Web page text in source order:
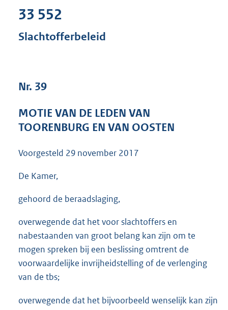
e
:
5
33 552
Slachtofferbeleid
Nr. 39
MOTIE VAN DE LEDEN VAN
TOORENBURG EN VAN OOSTEN
Voorgesteld 29 november 2017
De Kamer,
gehoord de beraadslaging,
overwegende dat het voor slachtoffers en
nabestaanden van groot belang kan zijn om te
mogen spreken bij een beslissing omtrent de
voorwaardelijke invrijheidstelling of de verlenging
van de tbs;
overwegende dat het bijvoorbeeld wenselijk kan zijn